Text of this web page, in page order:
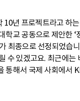
10년 프로젝트라고 하
학교 공동으로 제안한 ‘
최종으로 선정되었습
수 있겠고요. 최근에는
통해서 국제 사회에서